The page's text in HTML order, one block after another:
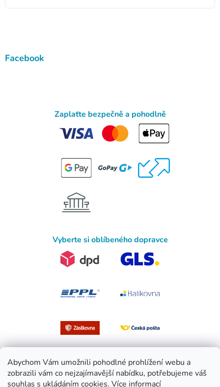
Abychom Vám umožnili pohodlné prohlížení webu a
zobrazili vám co nejzajímavější nabídku, potřebujeme váš
souhlas s ukládáním cookies. Více informací
Facebook
Zaplaťte bezpečně a pohodlně
Vyberte si oblíbeného dopravce